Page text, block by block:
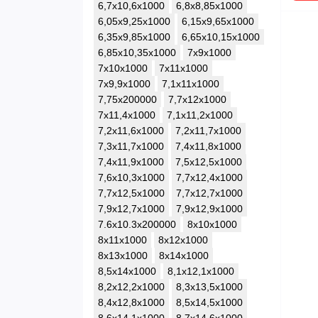
6,7x10,6x1000
6,8x8,85x1000
6,05x9,25x1000
6,15x9,65x1000
6,35x9,85x1000
6,65x10,15x1000
6,85x10,35x1000
7x9x1000
7x10x1000
7x11x1000
7x9,9x1000
7,1x11x1000
7,75x200000
7,7x12x1000
7x11,4x1000
7,1x11,2x1000
7,2x11,6x1000
7,2x11,7x1000
7,3x11,7x1000
7,4x11,8x1000
7,4x11,9x1000
7,5x12,5x1000
7,6x10,3x1000
7,7x12,4x1000
7,7x12,5x1000
7,7x12,7x1000
7,9x12,7x1000
7,9x12,9x1000
7.6x10.3x200000
8x10x1000
8x11x1000
8x12x1000
8x13x1000
8x14x1000
8,5x14x1000
8,1x12,1x1000
8,2x12,2x1000
8,3x13,5x1000
8,4x12,8x1000
8,5x14,5x1000